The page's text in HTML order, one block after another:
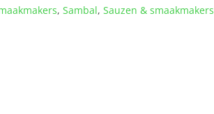
,Sambal,Sauzen & smaakmakers